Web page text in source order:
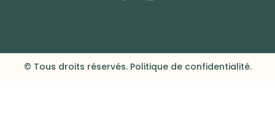
© Tous droits réservés. Politique de confidentialité.